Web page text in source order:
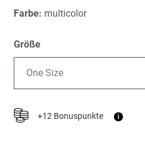
springen
Farbe: multicolor
Größe
One Size
+12 Bonuspunkte i